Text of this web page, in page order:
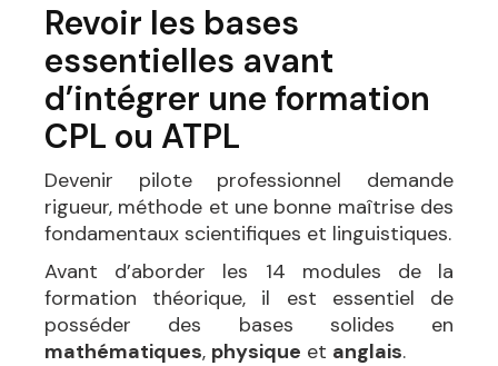
Revoir les bases
essentielles avant
d’intégrer une formation
CPL ou ATPL
Devenir pilote professionnel demande
rigueur, méthode et une bonne maîtrise des
fondamentaux scientifiques et linguistiques.
Avant d’aborder les 14 modules de la
formation théorique, il est essentiel de
posséder des bases solides en
mathématiques, physique et anglais.